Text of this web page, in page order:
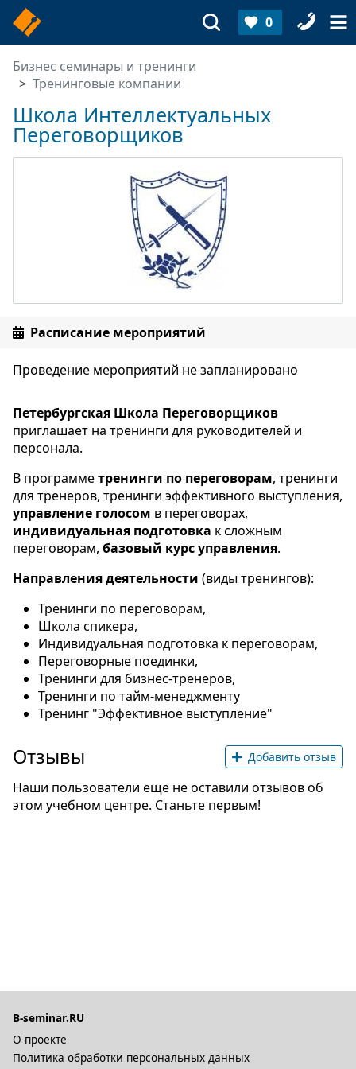
0
Бизнес семинары и тренинги
Тренинговые компании
Школа Интеллектуальных
Переговорщиков
Расписание мероприятий
Проведение мероприятий не запланировано
Петербургская Школа Переговорщиков
приглашает на тренинги для руководителей и
персонала.
В программетренинги по переговорам, тренинги
для тренеров, тренинги эффективного выступления,
управление голосом в переговорах,
индивидуальная подготовка к сложным
переговорам, базовый курс управления.
Направления деятельности (виды тренингов):
Тренинги по переговорам,
Школа спикера,
Индивидуальная подготовка к переговорам,
Переговорные поединки,
Тренинги для бизнес-тренеров,
Тренинги по тайм-менеджменту
Тренинг "Эффективное выступление"
Отзывы Добавить отзыв
Наши пользователи еще не оставили отзывов об
этом учебном центре. Станьте первым!
B-seminar.RU
О проекте
Политика обработки персональных данных